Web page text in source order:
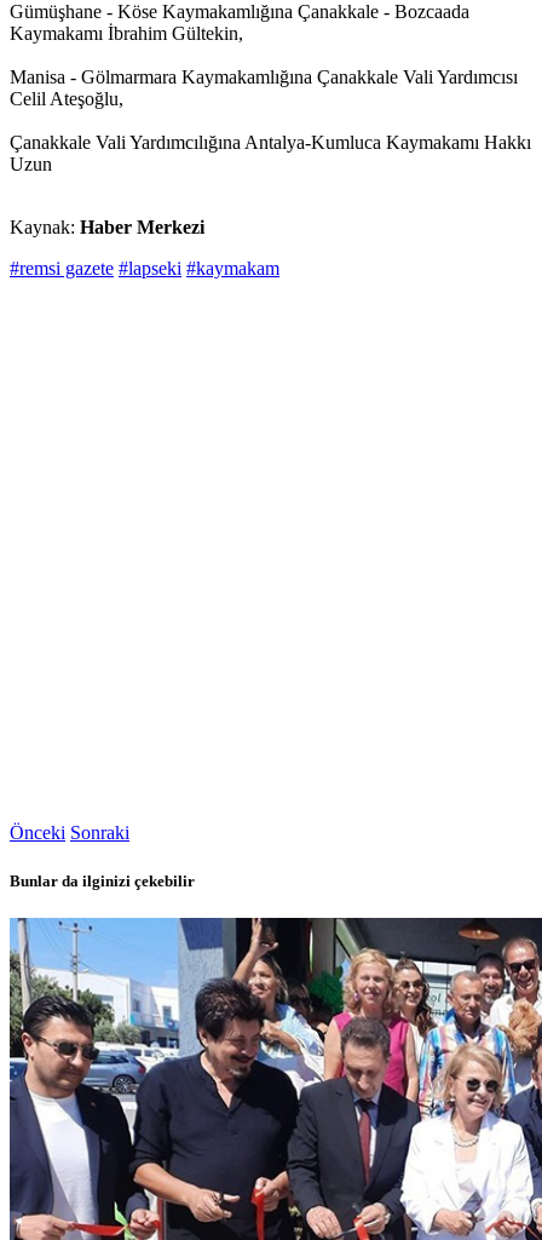
Gümüşhane - Köse Kaymakamlığına Çanakkale - Bozcaada
Kaymakamı İbrahim Gültekin,
Manisa - Gölmarmara Kaymakamlığına Çanakkale Vali Yardımcısı
Celil Ateşoğlu,
Çanakkale Vali Yardımcılığına Antalya-Kumluca Kaymakamı Hakkı
Uzun
Kaynak: Haber Merkezi
#remsi gazete #lapseki #kaymakam
Önceki Sonraki
Bunlar da ilginizi çekebilir